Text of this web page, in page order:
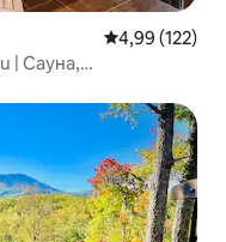
Средна
4,99 (122)
| Сауна,